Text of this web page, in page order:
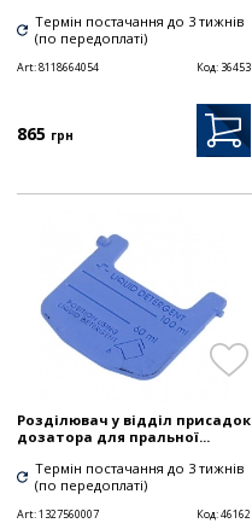
Термін постачання до 3 тижнів
(по передоплаті)
Art:8118664054 Код: 36453
865 грн
Розділювач у відділ присадок
дозатора для пральної...
Термін постачання до 3 тижнів
(по передоплаті)
Art:1327560007 Код:46162